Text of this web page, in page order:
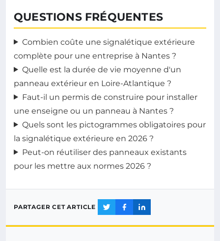
QUESTIONS FRÉQUENTES
Combien coûte une signalétique extérieure
complète pour une entreprise à Nantes ?
Quelle est la durée de vie moyenne d'un
panneau extérieur en Loire-Atlantique ?
Faut-il un permis de construire pour installer
une enseigne ou un panneau à Nantes ?
Quels sont les pictogrammes obligatoires pour
la signalétique extérieure en 2026 ?
Peut-on réutiliser des panneaux existants
pour les mettre aux normes 2026 ?
PARTAGER CET ARTICLE